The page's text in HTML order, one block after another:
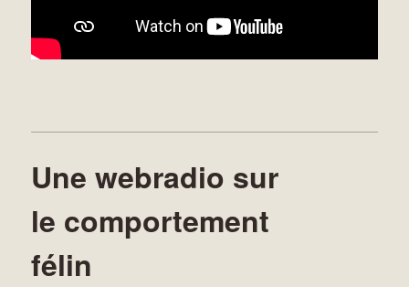
Une webradio sur
le comportement
félin